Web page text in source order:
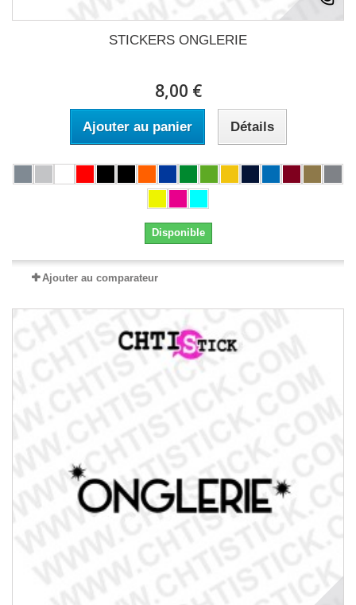
STICKERS ONGLERIE
8,00 €
Ajouter au panier Détails
Disponible
Ajouter au comparateur